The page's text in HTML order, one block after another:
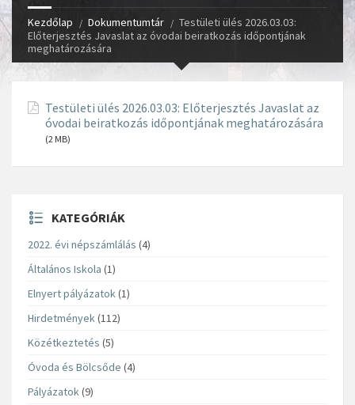
Kezdőlap Dokumentumtár
Testületi ülés 2026.03.03:
Előterjesztés Javaslat az óvodai beiratkozás időpontjának
meghatározására
Testületi ülés 2026.03.03: Előterjesztés Javaslat az
óvodai beiratkozás időpontjának meghatározására
(2 MB)
KATEGÓRIÁK
2022. évi népszámlálás (4)
Általános Iskola (1)
Elnyert pályázatok(1)
Hirdetmények(112)
Közétkeztetés (5)
Óvoda és Bölcsőde (4)
Pályázatok(9)